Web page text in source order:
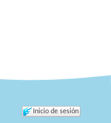
Inicio de sesión